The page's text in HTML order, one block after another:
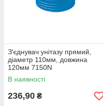
З'єднувач унітазу прямий,
діаметр 110мм, довжина
120мм 7150N
В наявності
236,90 ₴